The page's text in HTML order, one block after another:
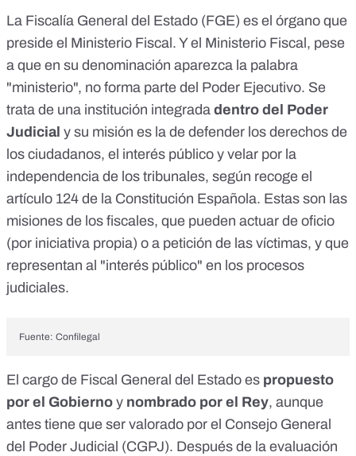
La Fiscalía General del Estado (FGE) es el órgano que
preside el Ministerio Fiscal . Y el Ministerio Fiscal, pese
a que en su denominación aparezca la palabra
"ministerio", no forma parte del Poder Ejecutivo. Se
trata de una institución integrada dentro del Poder
Judicial y su misión es la de defender los derechos de
los ciudadanos, el interés público y velar por la
independencia de los tribunales, según recoge el
artículo 124 de la Constitución Española. Estas son las
misiones de los fiscales, que pueden actuar de oficio
(por iniciativa propia) o a petición de las víctimas, y que
representan al "interés público" en los procesos
judiciales.
Fuente: Confilegal
El cargo de Fiscal General del Estado es propuesto
por el Gobierno y nombrado por el Rey, aunque
antes tiene que ser valorado por el Consejo General
del Poder Judicial (CGPJ). Después de la evaluación